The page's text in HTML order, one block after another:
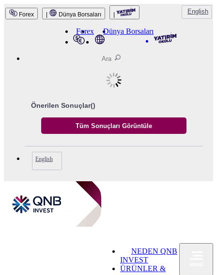
QNB Invest
Forex Dünya Borsaları English
Forex Dünya Borsaları
Önerilen Sonuçlar()
English
NEDEN QNB
INVEST
ÜRÜNLER &